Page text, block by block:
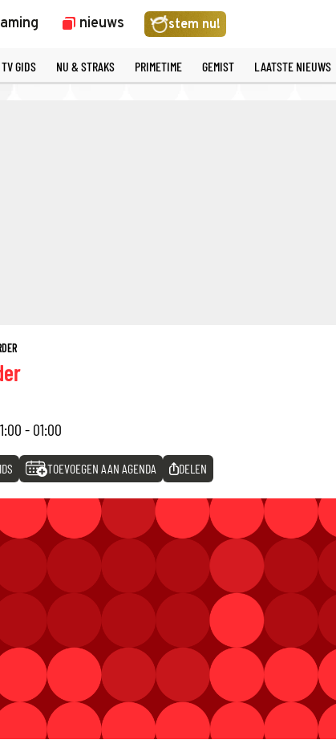
nieuws stem nu!
TV GIDS NU & STRAKS PRIMETIME GEMIST LAATSTE NIEUWS
- 01:00
TOEVOEGEN AAN AGENDA DELEN